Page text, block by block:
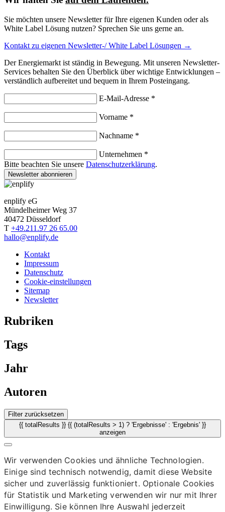
Sie möchten unsere Newsletter für Ihre eigenen Kunden oder als
White Label Lösung nutzen? Sprechen Sie uns gerne an.
Kontakt zu eigenen Newsletter-/ White Label Lösungen →
Der Energiemarkt ist ständig in Bewegung. Mit unseren Newsletter-
Services behalten Sie den Überblick über wichtige Entwicklungen –
verständlich aufbereitet und bequem in Ihrem Posteingang.
E-Mail-Adresse *
Vorname *
Nachname *
Unternehmen *
Bitte beachten Sie unsere Datenschutzerklärung.
Newsletter abonnieren
enplify eG
Mündelheimer Weg 37
40472 Düsseldorf
T +49.211.97 26 65.00
hallo@enplify.de
Kontakt
Impressum
Datenschutz
Cookie-einstellungen
Sitemap
Newsletter
Rubriken
Tags
Jahr
Autoren
Filter zurücksetzen
{{ totalResults }} {{ (totalResults > 1) ? 'Ergebnisse' : 'Ergebnis' }}
anzeigen
Wir verwenden Cookies und ähnliche Technologien.
Einige sind technisch notwendig, damit diese Website
sicher und zuverlässig funktioniert. Optionale Cookies
für Statistik und Marketing verwenden wir nur mit Ihrer
Einwilligung. Sie können Ihre Auswahl jederzeit